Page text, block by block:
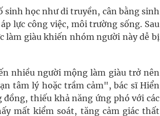
học như di truyền, cân bằng sinh
lực công việc, môi trường sống. Sau
làm giàu khiến nhóm người này dễ bị
nhiều người mộng làm giàu trở nên
tâm lý hoặc trầm cảm", bác sĩ Hiển
thiếu khả năng ứng phó với các
mất kiểm soát, tăng cảm giác thất